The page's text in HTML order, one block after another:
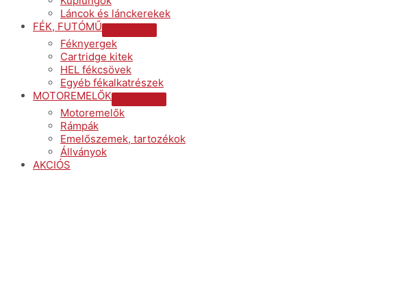
Láncok és lánckerekek
FÉK, FUTÓMŰ
Menu
Féknyergek
Cartridge kitek
HEL fékcsövek
Egyéb fékalkatrészek
MOTOREMELŐK
Menu
Motoremelők
Rámpák
Emelőszemek, tartozékok
Állványok
AKCIÓS